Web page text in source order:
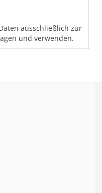
ausschließlich zur
und verwenden.